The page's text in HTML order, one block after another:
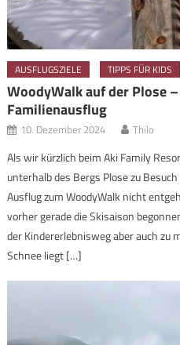
AUSFLUGSZIELE TIPPS FÜR KIDS
WoodyWalk auf der Plose
Familienausflug
10. Dezember 2024 Thilo
Als wir kürzlich beim Aki Family
unterhalb des Bergs Plose zu
Ausflug zum WoodyWalk nicht
vorher gerade die Skisaison
der Kindererlebnisweg aber auch zu
Schnee liegt […]